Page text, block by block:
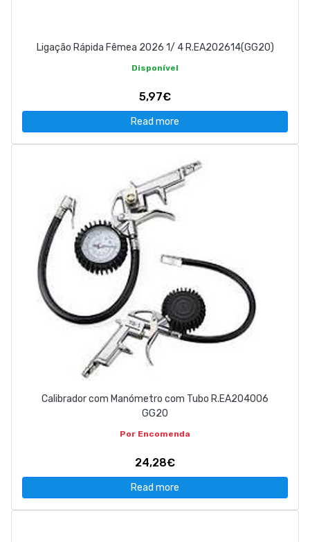
Ligação Rápida Fêmea 2026 1/ 4 R.EA202614(GG20)
Disponível
5,97€
Read more
Calibrador com Manómetro com Tubo R.EA204006
GG20
Por Encomenda
24,28€
Read more